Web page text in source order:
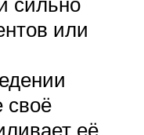
или
своё
её